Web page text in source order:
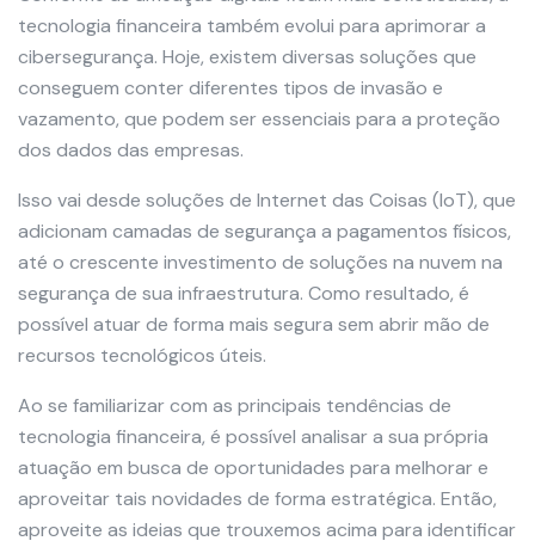
tecnologia financeira também evolui para aprimorar a
cibersegurança. Hoje, existem diversas soluções que
conseguem conter diferentes tipos de invasão e
vazamento, que podem ser essenciais para a proteção
dos dados das empresas.
Isso vai desde soluções de Internet das Coisas (IoT), que
adicionam camadas de segurança a pagamentos físicos,
até o crescente investimento de soluções na nuvem na
segurança de sua infraestrutura. Como resultado, é
possível atuar de forma mais segura sem abrir mão de
recursos tecnológicos úteis.
Ao se familiarizar com as principais tendências de
tecnologia financeira, é possível analisar a sua própria
atuação em busca de oportunidades para melhorar e
aproveitar tais novidades de forma estratégica. Então,
aproveite as ideias que trouxemos acima para identificar